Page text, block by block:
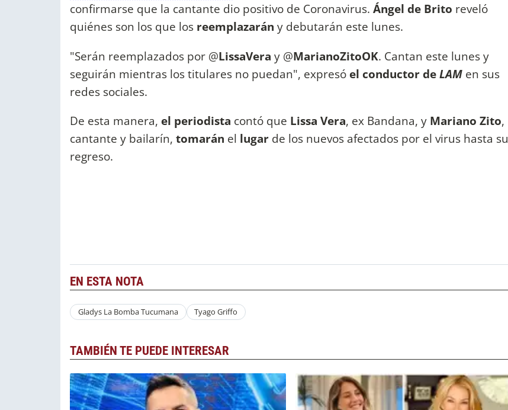
confirmarse que la cantante dio positivo de Coronavirus. Ángel de Brito reveló
quiénes son los que los reemplazarán y debutarán este lunes.
"Serán reemplazados por @LissaVera y @MarianoZitoOK. Cantan este lunes y
seguirán mientras los titulares no puedan", expresó el conductor deLAM en sus
redes sociales.
De esta manera, el periodista contó que Lissa Vera, ex Bandana, y Mariano Zito,
cantante y bailarín, tomarán el lugar de los nuevos afectados por el virus hasta su
regreso.
EN ESTA NOTA
Gladys La Bomba Tucumana Tyago Griffo
TAMBIÉN TE PUEDE INTERESAR